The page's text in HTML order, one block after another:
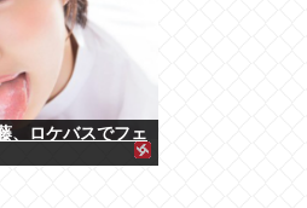
、ロケバスでフェ